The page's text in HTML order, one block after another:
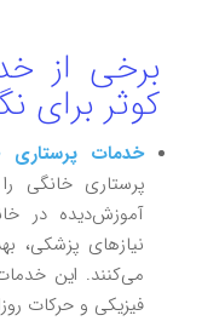
برخی از
کوثر برای
خدمات پرستاری
پرستاری خانگی
آموزش‌دیده در
نیازهای پزشکی،
می‌کنند. این
فیزیکی و حرکات